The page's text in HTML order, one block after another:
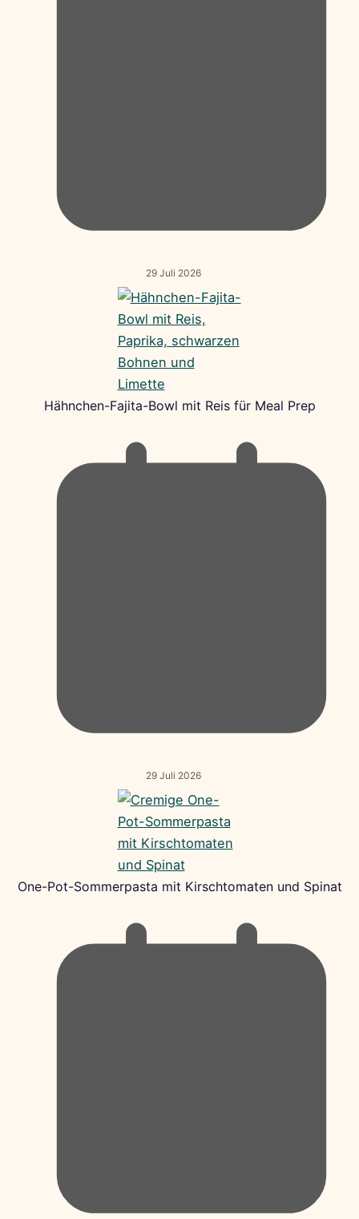
29 Juli 2026
Hähnchen-Fajita-Bowl mit Reis für Meal Prep
29 Juli 2026
One-Pot-Sommerpasta mit Kirschtomaten und Spinat